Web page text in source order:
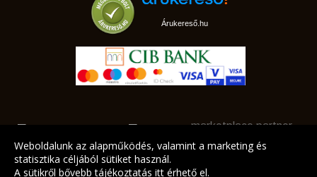
Árukereső.hu
marketplace partner
Weboldalunk az alapműködés, valamint a marketing és
statisztika céljából sütiket használ.
A sütikről bővebb tájékoztatás itt érhető el.